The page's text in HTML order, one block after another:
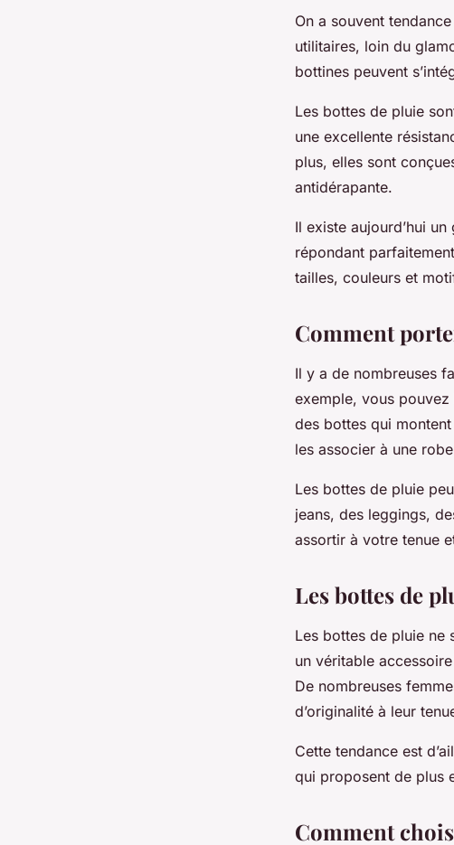
On a souvent
utilitaires, loin du
bottines peuvent
Les bottes de pluie
une excellente
plus, elles sont
antidérapante.
Il existe aujourd’hui
répondant
tailles, couleurs et
Comment
Il y a de nombreuses
exemple, vous
des bottes qui
les associer à une
Les bottes de pluie
jeans, des leggings,
assortir à votre tenue
Les bottes de
Les bottes de pluie ne
un véritable
De nombreuses
d’originalité à leur
Cette tendance est
qui proposent de plus
Comment